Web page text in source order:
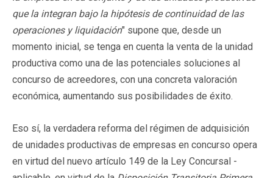
que la integran bajo la hipótesis de continuidad de las
operaciones y liquidación" supone que, desde un
momento inicial, se tenga en cuenta la venta de la unidad
productiva como una de las potenciales soluciones al
concurso de acreedores, con una concreta valoración
económica, aumentando sus posibilidades de éxito.
Eso sí, la verdadera reforma del régimen de adquisición
de unidades productivas de empresas en concurso opera
en virtud del nuevo artículo 149 de la Ley Concursal -